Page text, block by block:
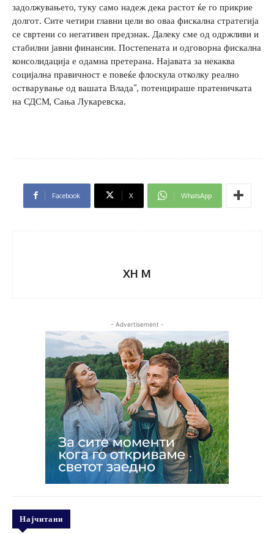
задолжувањето, туку само надеж дека растот ќе го прикрие
долгот. Сите четири главни цели во оваа фискална стратегија
се свртени со негативен предзнак. Далеку сме од одржливи и
стабилни јавни финансии. Постепената и одговорна фискална
консолидација е одамна претерана. Најавата за некаква
социјална правичност е повеќе флоскула отколку реално
остварување од вашата Влада“, потенцираше пратеничката
на СДСМ, Сања Лукаревска.
Facebook X WhatsApp
XH M
- Advertisement -
Најчитани